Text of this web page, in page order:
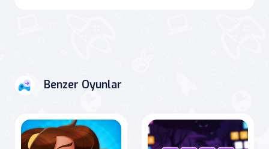
Benzer Oyunlar